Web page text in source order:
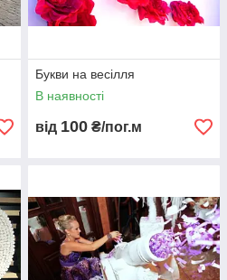
Букви на весілля
В наявності
від 100 ₴/пог.м